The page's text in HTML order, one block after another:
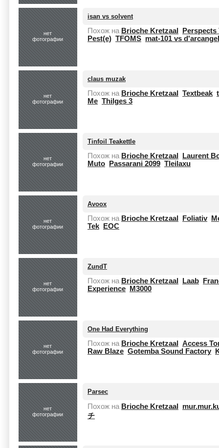
нет
фотографии
isan vs solvent
Похож на Brioche Kretzaal
Pest(e) TFOMS mat-101 vs
нет
фотографии
claus muzak
Похож на Brioche Kretzaal Textbeak
Me Thilges 3
нет
фотографии
Tinfoil Teakettle
Похож на Brioche Kretzaal
Laurent
Muto
Passarani 2099 Tleilaxu
нет
фотографии
Avoox
Похож на Brioche Kretzaal Foliativ
Tek
EOC
нет
фотографии
ZundT
Похож на Brioche Kretzaal Laab
Experience
M3000
нет
фотографии
One Had Everything
Похож на Brioche Kretzaal
Access
Raw Blaze Gotemba Sound Factory
нет
фотографии
Parsec
Похож на Brioche Kretzaal
チ